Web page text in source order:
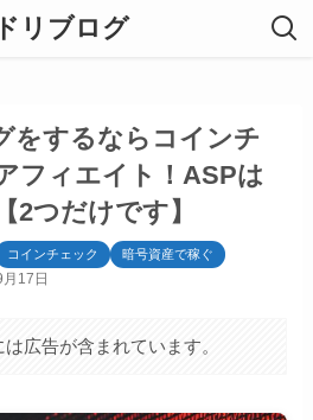
リブログ
をするならコインチ
フィエイト！ASPは
2つだけです】
コインチェック 暗号資産で稼ぐ
17日
広告が含まれています。